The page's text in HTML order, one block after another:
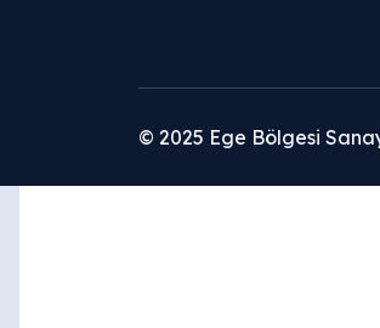
© 2025 Ege Bölgesi